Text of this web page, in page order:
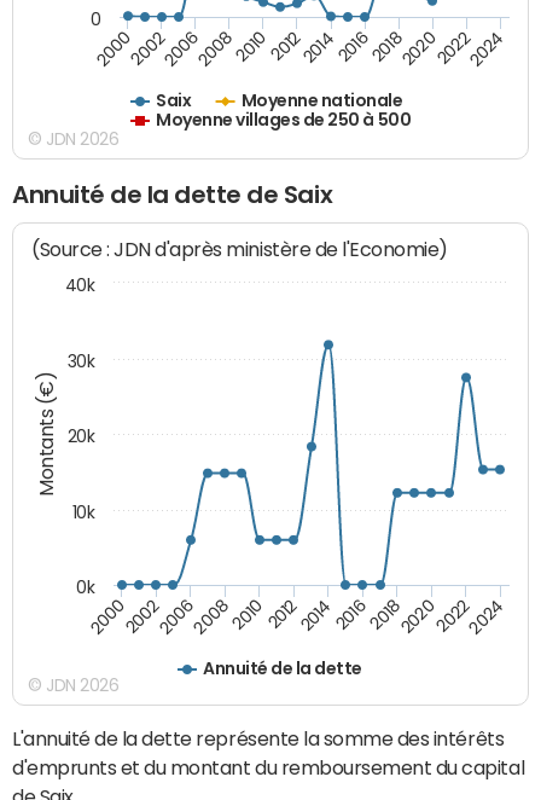
Saix
Moyenne nationale
Moyenne villages de 250 à 500
200020022006200820102012201420162018202020222024
0
© JDN 2026
Annuité de la dette de Saix
Montants (€)
(Source : JDN d'après ministère de l'Economie)
Annuité de la dette
20002002200620082010 2012201420162018202020222024
0k
10k
20k
30k
40k
© JDN 2026
L'annuité de la dette représente la somme des intérêts
d'emprunts et du montant du remboursement du capital